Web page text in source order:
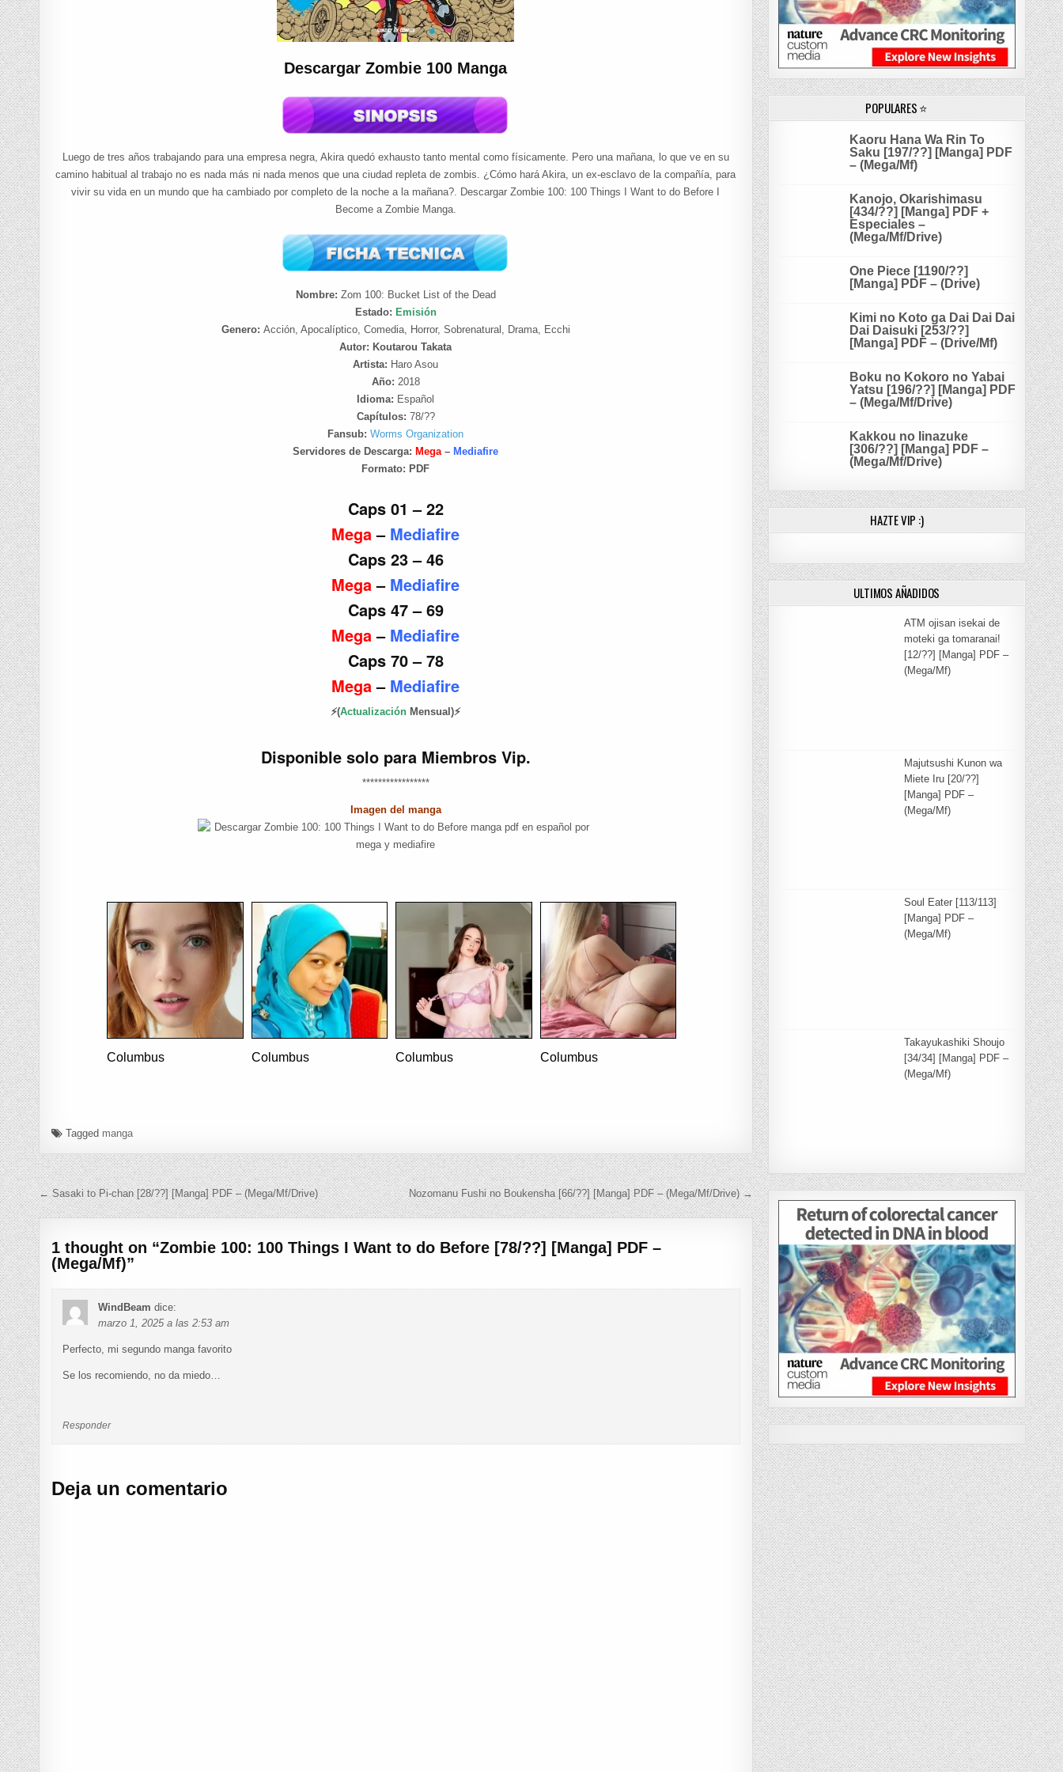
Descargar Zombie 100 Manga
Luego de tres años trabajando para una empresa negra, Akira quedó exhausto tanto mental como físicamente. Pero una mañana, lo que ve en su
camino habitual al trabajo no es nada más ni nada menos que una ciudad repleta de zombis. ¿Cómo hará Akira, un ex-esclavo de la compañía, para
vivir su vida en un mundo que ha cambiado por completo de la noche a la mañana?. Descargar Zombie 100: 100 Things I Want to do Before I
Become a Zombie Manga.
Nombre: Zom 100: Bucket List of the Dead
Estado: Emisión
Genero: Acción, Apocalíptico, Comedia, Horror, Sobrenatural, Drama, Ecchi
Autor: Koutarou Takata
Artista: Haro Asou
Año: 2018
Idioma: Español
Capítulos: 78/??
Fansub: Worms Organization
Servidores de Descarga: Mega– Mediafire
Formato: PDF
Caps 01 – 22
Mega– Mediafire
Caps 23 – 46
Mega– Mediafire
Caps 47 – 69
Mega– Mediafire
Caps 70 – 78
Mega– Mediafire
⚡(Actualización Mensual)⚡
Disponible solo para Miembros Vip.
*****************
Imagen del manga
Columbus Columbus Columbus Columbus
Tagged manga
Navegación de entradas
← Sasaki to Pi-chan [28/??] [Manga] PDF – (Mega/Mf/Drive) Nozomanu Fushi no Boukensha [66/??] [Manga] PDF – (Mega/Mf/Drive) →
1 thought on “Zombie 100: 100 Things I Want to do Before [78/??] [Manga] PDF –
(Mega/Mf)”
WindBeam dice:
marzo 1, 2025 a las 2:53 am
Perfecto, mi segundo manga favorito
Se los recomiendo, no da miedo…
Responder
Deja un comentario
POPULARES ⭐
Kaoru Hana Wa Rin To
Saku [197/??] [Manga] PDF
– (Mega/Mf)
Kanojo, Okarishimasu
[434/??] [Manga] PDF +
Especiales –
(Mega/Mf/Drive)
One Piece [1190/??]
[Manga] PDF – (Drive)
Kimi no Koto ga Dai Dai Dai
Dai Daisuki [253/??]
[Manga] PDF – (Drive/Mf)
Boku no Kokoro no Yabai
Yatsu [196/??] [Manga] PDF
– (Mega/Mf/Drive)
Kakkou no Iinazuke
[306/??] [Manga] PDF –
(Mega/Mf/Drive)
HAZTE VIP :)
ULTIMOS AÑADIDOS
ATM ojisan isekai de
moteki ga tomaranai!
[12/??] [Manga] PDF –
(Mega/Mf)
Majutsushi Kunon wa
Miete Iru [20/??]
[Manga] PDF –
(Mega/Mf)
Soul Eater [113/113]
[Manga] PDF –
(Mega/Mf)
Takayukashiki Shoujo
[34/34] [Manga] PDF –
(Mega/Mf)